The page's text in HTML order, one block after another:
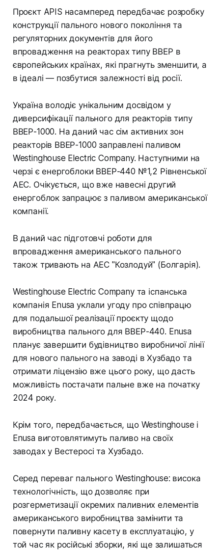
Проєкт APIS насамперед передбачає розробку
конструкції пального нового покоління та
регуляторних документів для його
впровадження на реакторах типу ВВЕР в
європейських країнах, які прагнуть зменшити, а
в ідеалі — позбутися залежності від росії.
Україна володіє унікальним досвідом у
диверсифікації пального для реакторів типу
ВВЕР-1000. На даний час сім активних зон
реакторів ВВЕР-1000 заправлені паливом
Westinghouse Electric Company. Наступними на
черзі є енергоблоки ВВЕР-440 №1,2 Рівненської
АЕС. Очікується, що вже навесні другий
енергоблок запрацює з паливом американської
компанії.
В даний час підготовчі роботи для
впровадження американського пального
також тривають на АЕС "Козлодуй" (Болгарія).
Westinghouse Electric Company та іспанська
компанія Enusa уклали угоду про співпрацю
для подальшої реалізації проєкту щодо
виробництва пального для ВВЕР-440. Enusa
планує завершити будівництво виробничої лінії
для нового пального на заводі в Хузбадо та
отримати ліцензію вже цього року, що дасть
можливість постачати пальне вже на початку
2024 року.
Крім того, передбачається, що Westinghouse і
Enusa виготовлятимуть паливо на своїх
заводах у Вестеросі та Хузбадо.
Серед переваг пального Westinghouse: висока
технологічність, що дозволяє при
розгерметизації окремих паливних елементів
американського виробництва замінити та
повернути паливну касету в експлуатацію, у
той час як російські зборки, які ще залишаться